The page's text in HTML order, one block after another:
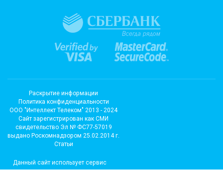
Раскрытие информации
Политика конфиденциальности
ООО "Интеллект Телеком" 2013 - 2024
Cайт зарегистрирован как СМИ
свидетельство Эл № ФС77-57019
выдано Роскомнадзором 25.02.2014 г.
Статьи
Данный сайт использует сервис
метрических программ и